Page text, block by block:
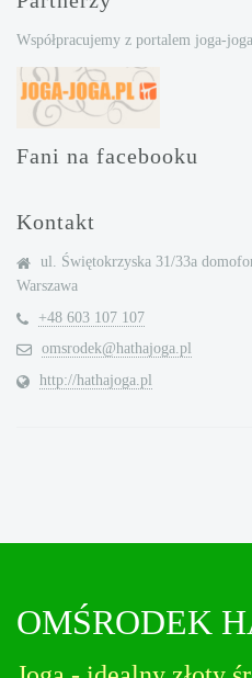
Współpracujemy z portalem joga-
Fani na facebooku
Kontakt
ul. Świętokrzyska 31/33a
Warszawa
+48 603 107 107
omsrodek@hathajoga.pl
http://hathajoga.pl
OMŚRODEK